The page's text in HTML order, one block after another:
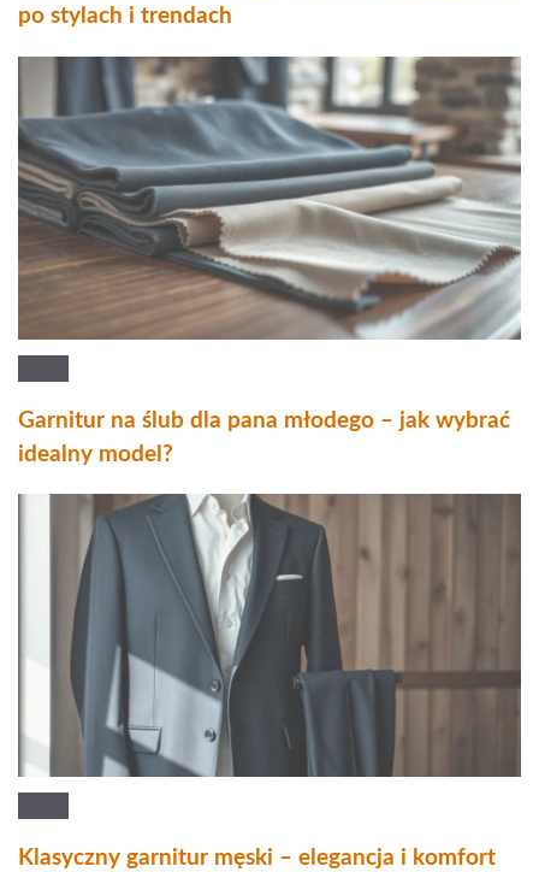
po stylach i trendach
Garnitur na ślub dla pana młodego – jak wybrać
idealny model?
Klasyczny garnitur męski – elegancja i komfort